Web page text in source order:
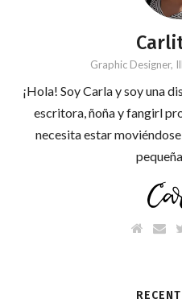
Graphic Designer,
¡Hola! Soy Carla y soy una
escritora, ñoña y fangirl
necesita estar